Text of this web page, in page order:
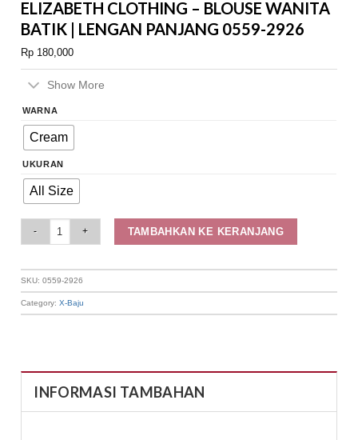
ELIZABETH CLOTHING – BLOUSE WANITA
BATIK | LENGAN PANJANG 0559-2926
Rp 180,000
Show More
WARNA
Cream
UKURAN
All Size
TAMBAHKAN KE KERANJANG
SKU:0559-2926
Category:X-Baju
INFORMASI TAMBAHAN